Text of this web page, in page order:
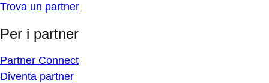
Trova un partner
Per i partner
Partner Connect
Diventa partner